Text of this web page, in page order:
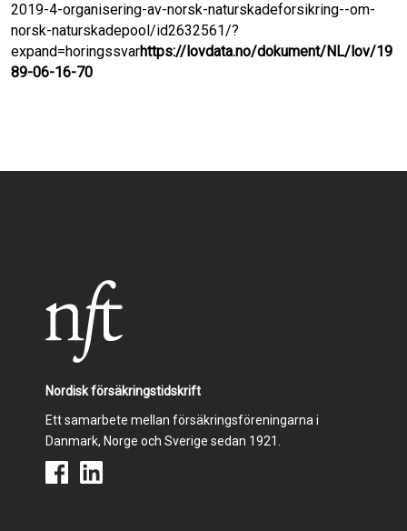
2019-4-organisering-av-norsk-naturskadeforsikring--om-
norsk-naturskadepool/id2632561/?
expand=horingssvarhttps://lovdata.no/dokument/NL/lov/19
89-06-16-70
Nordisk försäkringstidskrift
Ett samarbete mellan försäkringsföreningarna i
Danmark, Norge och Sverige sedan 1921.